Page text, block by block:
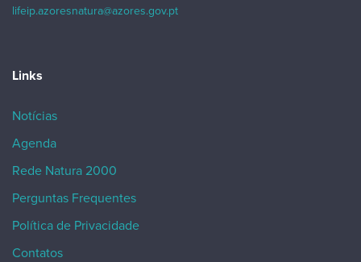
lifeip.azoresnatura@azores.gov.pt
Links
Notícias
Agenda
Rede Natura 2000
Perguntas Frequentes
Política de Privacidade
Contatos